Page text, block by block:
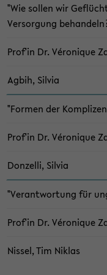
"Wie sol­len wir
Ver­sor­gung
Prof'in Dr. Véro­ni­que
Agbih, Sil­via
"For­men der
Prof'in Dr. Véro­ni­que
Don­zel­li, Sil­via
"Ver­ant­wor­tung für
Prof'in Dr. Véro­ni­que
Nis­sel, Tim Ni­klas